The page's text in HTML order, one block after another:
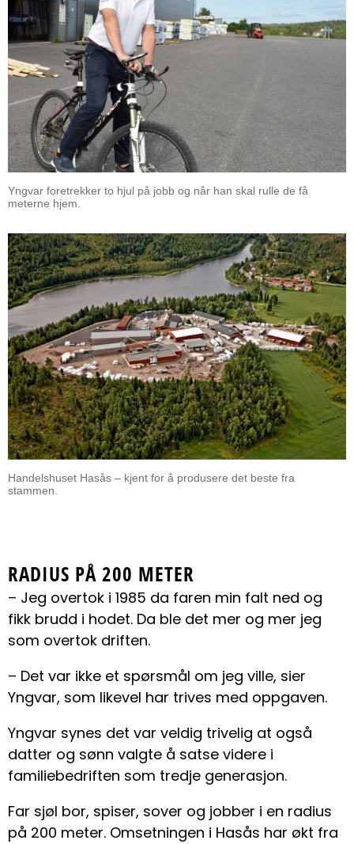
Yngvar foretrekker to hjul på jobb og når han skal rulle de få
meterne hjem.
Handelshuset Hasås – kjent for å produsere det beste fra
stammen.
RADIUS PÅ 200 METER
– Jeg overtok i 1985 da faren min falt ned og
fikk brudd i hodet. Da ble det mer og mer jeg
som overtok driften.
– Det var ikke et spørsmål om jeg ville, sier
Yngvar, som likevel har trives med oppgaven.
Yngvar synes det var veldig trivelig at også
datter og sønn valgte å satse videre i
familiebedriften som tredje generasjon.
Far sjøl bor, spiser, sover og jobber i en radius
på 200 meter. Omsetningen i Hasås har økt fra